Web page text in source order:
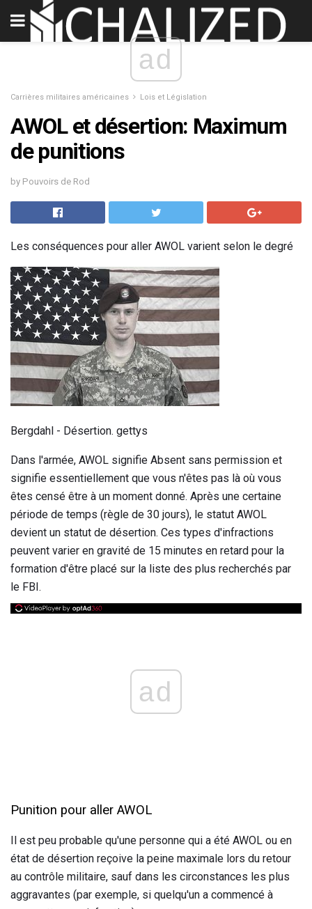
ad
Carrières militaires américaines Lois et Législation
AWOL et désertion: Maximum
de punitions
by Pouvoirs de Rod
Les conséquences pour aller AWOL varient selon le degré
Bergdahl - Désertion. gettys
Dans l'armée, AWOL signifie Absent sans permission et
signifie essentiellement que vous n'êtes pas là où vous
êtes censé être à un moment donné. Après une certaine
période de temps (règle de 30 jours), le statut AWOL
devient un statut de désertion. Ces types d'infractions
peuvent varier en gravité de 15 minutes en retard pour la
formation d'être placé sur la liste des plus recherchés par
le FBI.
ad
Punition pour aller AWOL
Il est peu probable qu'une personne qui a été AWOL ou en
état de désertion reçoive la peine maximale lors du retour
au contrôle militaire, sauf dans les circonstances les plus
aggravantes (par exemple, si quelqu'un a commencé à